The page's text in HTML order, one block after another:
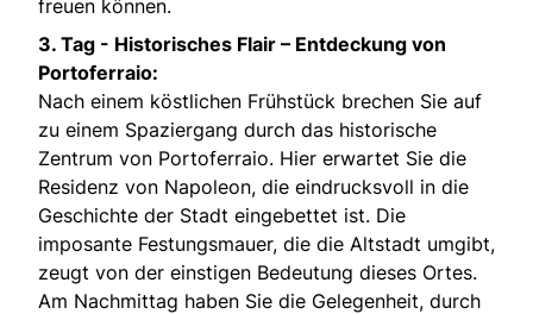
freuen können.
3. Tag - Historisches Flair – Entdeckung von
Portoferraio:
Nach einem köstlichen Frühstück brechen Sie auf
zu einem Spaziergang durch das historische
Zentrum von Portoferraio. Hier erwartet Sie die
Residenz von Napoleon, die eindrucksvoll in die
Geschichte der Stadt eingebettet ist. Die
imposante Festungsmauer, die die Altstadt umgibt,
zeugt von der einstigen Bedeutung dieses Ortes.
Am Nachmittag haben Sie die Gelegenheit, durch